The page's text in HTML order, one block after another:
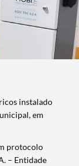
instalado
em
protocolo
– Entidade